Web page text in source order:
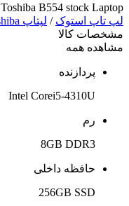
Toshiba B554 stock Laptop
لپ تاپ استوک / لپتاپ Toshiba
مشخصات کالا
مشاهده همه
پردازنده
Intel Corei5-4310U
رم
8GB DDR3
حافظه داخلی
256GB SSD